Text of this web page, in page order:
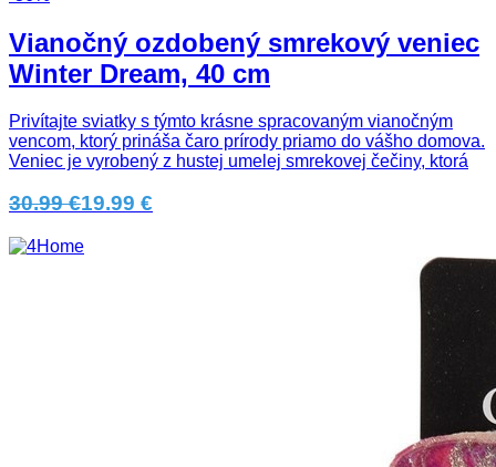
Vianočný ozdobený smrekový veniec
Winter Dream, 40 cm
Privítajte sviatky s týmto krásne spracovaným vianočným
vencom, ktorý prináša čaro prírody priamo do vášho domova.
Veniec je vyrobený z hustej umelej smrekovej čečiny, ktorá
30.99 €19.99 €